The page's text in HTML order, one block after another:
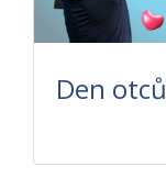
Den otců